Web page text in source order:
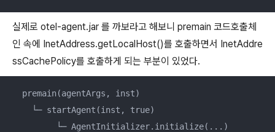
실제로 otel-agent.jar 를 까보라고 해보니 premain 코드호출체
인 속에 InetAddress.getLocalHost()를 호출하면서 InetAddre
ssCachePolicy를 호출하게 되는 부분이 있었다.
  premain(agentArgs, inst)
    └─ startAgent(inst, true)
         └─ AgentInitializer.initialize(...)